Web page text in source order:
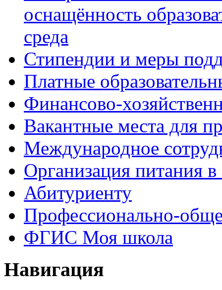
оснащённость
среда
Стипендии и меры
Платные
Финансово-
Вакантные места для
Международное
Организация питания в
Абитуриенту
Профессионально-
ФГИС Моя школа
Навигация